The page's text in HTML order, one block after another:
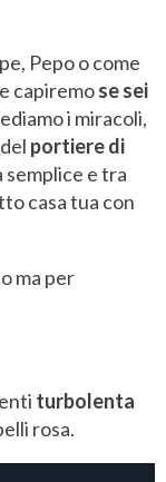
Pepo o come
capiremose sei
i miracoli,
portiere di
semplice e tra
casa tua con
ma per
turbolenta
rosa.